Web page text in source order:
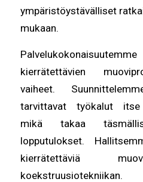
ympäristöystävälliset
mukaan.
kierrätettävien
vaiheet.
tarvittavat työkalut itse
mikä takaa
lopputulokset.
kierrätettäviä
koekstruusiotekniikan.